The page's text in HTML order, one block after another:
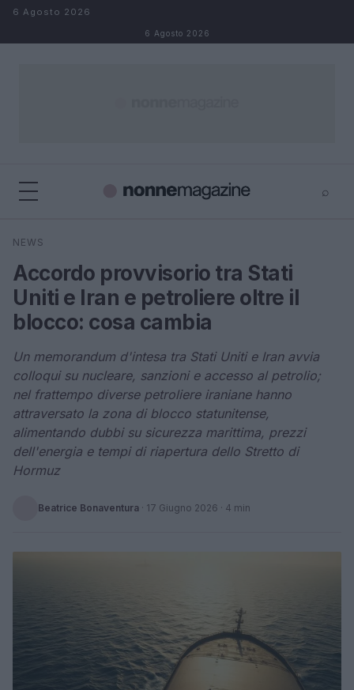
Salta al contenuto
6 Agosto 2026
6 Agosto 2026
⌕
Cerca
NEWS
Accordo provvisorio tra Stati
Uniti e Iran e petroliere oltre il
blocco: cosa cambia
Un memorandum d'intesa tra Stati Uniti e Iran avvia
colloqui su nucleare, sanzioni e accesso al petrolio;
nel frattempo diverse petroliere iraniane hanno
attraversato la zona di blocco statunitense,
alimentando dubbi su sicurezza marittima, prezzi
dell'energia e tempi di riapertura dello Stretto di
Hormuz
Beatrice Bonaventura · 17 Giugno 2026 · 4 min